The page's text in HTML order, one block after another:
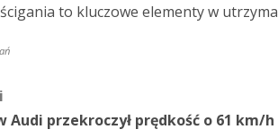
to kluczowe elementy w
Audi przekroczył prędkość o 61 km/h